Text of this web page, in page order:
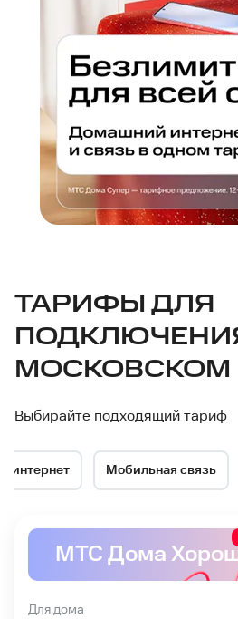
МТС
—
интернет-
№1
в
ТАРИФЫ ДЛЯ
МОСКОВСКОМ
Выбирайте подходящий тариф
интернет Мобильная связь
МТС Дома
Для дома